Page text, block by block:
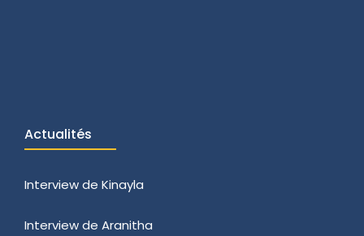
Actualités
Interview de Kinayla
Interview de Aranitha